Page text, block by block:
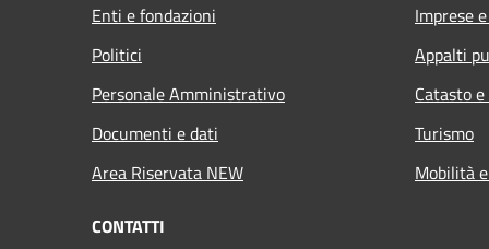
Enti e fondazioni
Politici
Personale Amministrativo
Documenti e dati
Area Riservata NEW
Imprese
Appalti
Catasto
Turismo
Mobilità
CONTATTI